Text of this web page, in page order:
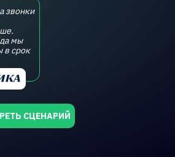
СЦЕНАРИЙ
звонки
мы
в срок